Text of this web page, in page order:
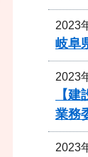
2023
岐阜
2023
【
業務
2023